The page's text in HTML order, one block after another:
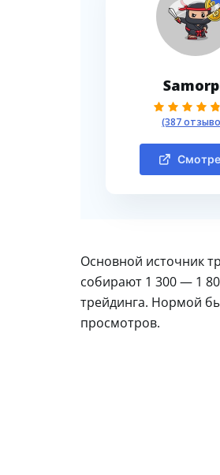
(387
Основной источник
собирают 1 300 — 1
трейдинга. Нормой
просмотров.